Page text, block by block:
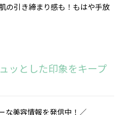
の引き締まり感も！もはや手放
ッとした印象をキープ
な美容情報を発信中！／